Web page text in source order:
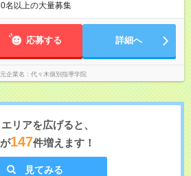
で入ることができます ◎季節講習は12:30~ 予
名以上の大量募集
応募する 詳細へ
企業名 代々木個別指導学院
リアを広げると、
147件増えます！
見てみる